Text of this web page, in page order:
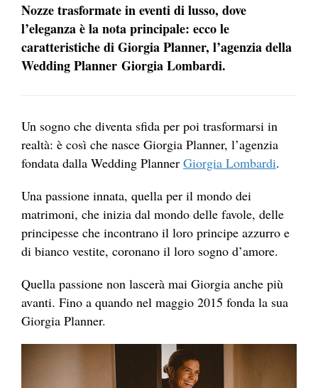
Nozze trasformate in eventi di lusso, dove
l’eleganza è la nota principale: ecco le
caratteristiche di Giorgia Planner, l’agenzia della
Wedding Planner Giorgia Lombardi.
Un sogno che diventa sfida per poi trasformarsi in
realtà: è così che nasce Giorgia Planner, l’agenzia
fondata dalla Wedding Planner Giorgia Lombardi.
Una passione innata, quella per il mondo dei
matrimoni, che inizia dal mondo delle favole, delle
principesse che incontrano il loro principe azzurro e
di bianco vestite, coronano il loro sogno d’amore.
Quella passione non lascerà mai Giorgia anche più
avanti. Fino a quando nel maggio 2015 fonda la sua
Giorgia Planner.